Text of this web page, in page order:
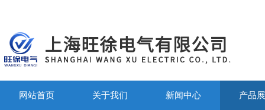
网站首页 关于我们 新闻中心 产品